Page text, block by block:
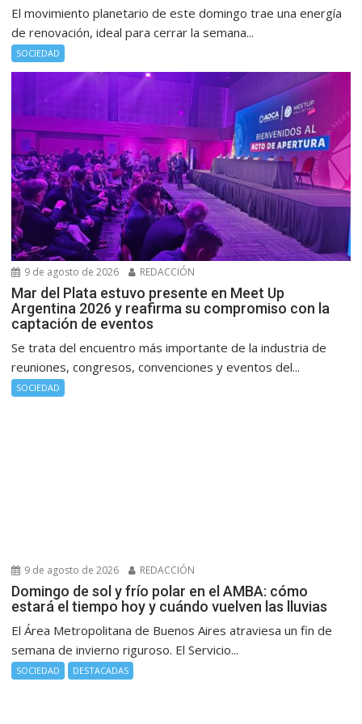
El movimiento planetario de este domingo trae una energía
de renovación, ideal para cerrar la semana...
SOCIEDAD
9 de agosto de 2026 REDACCIÓN
Mar del Plata estuvo presente en Meet Up
Argentina 2026 y reafirma su compromiso con la
captación de eventos
Se trata del encuentro más importante de la industria de
reuniones, congresos, convenciones y eventos del...
SOCIEDAD
9 de agosto de 2026 REDACCIÓN
Domingo de sol y frío polar en el AMBA: cómo
estará el tiempo hoy y cuándo vuelven las lluvias
El Área Metropolitana de Buenos Aires atraviesa un fin de
semana de invierno riguroso. El Servicio...
SOCIEDAD DESTACADAS